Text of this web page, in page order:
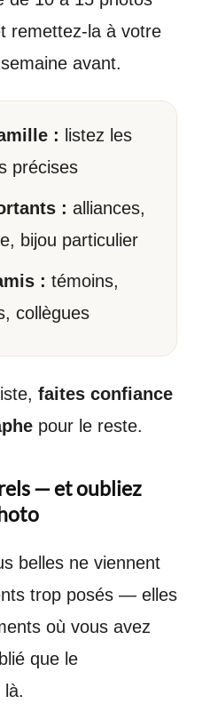
remettez-la à votre
avant.
: listez les
précises
: alliances,
bijou particulier
: témoins,
collègues
faites confiance
pour le reste.
— et oubliez
belles ne viennent
trop posés — elles
où vous avez
que le
là.